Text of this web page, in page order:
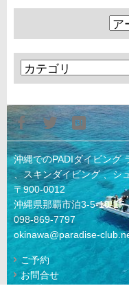
沖縄でのPADIダイビング
、スキンダイビング 、シ
〒900-0012
沖縄県那覇市泊3-5-10-1F
098-869-7797
okinawa@paradise-
ご予約
お問合せ